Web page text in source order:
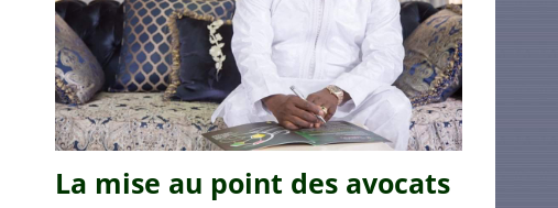
La mise au point des avocats